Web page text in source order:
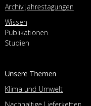
Archiv Jahrestagungen
Wissen
Publikationen
Studien
Unsere Themen
Klima und Umwelt